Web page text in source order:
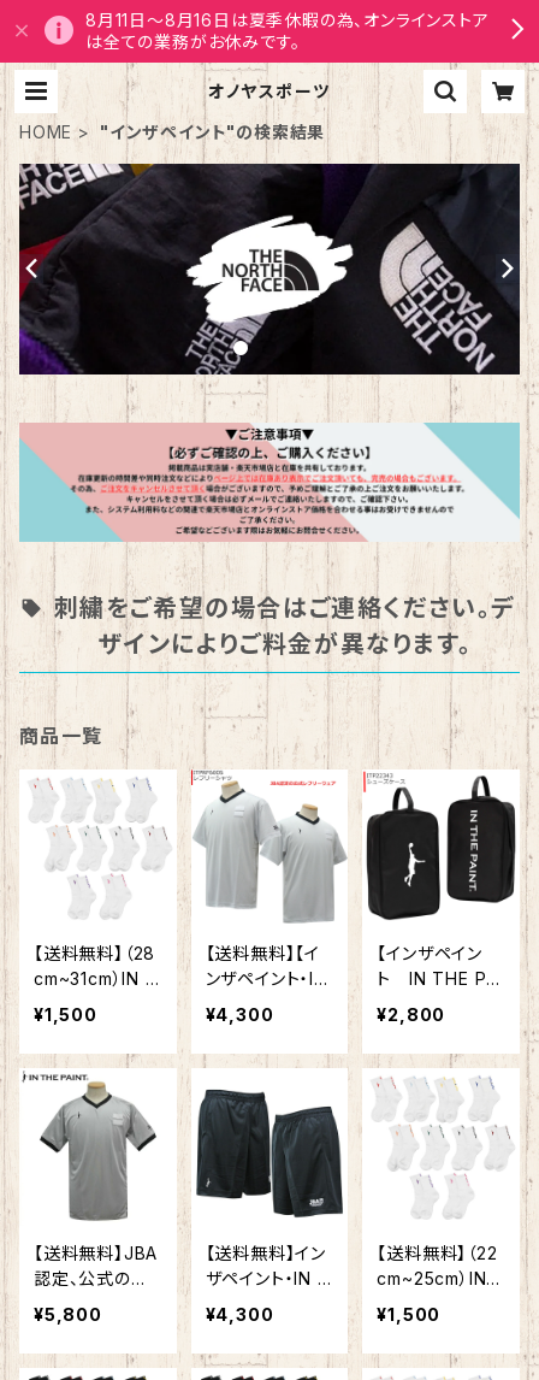
8月11日～8月16日は夏季休暇の為、オンラインストア
は全ての業務がお休みです。
オノヤスポーツ
HOME
"インザペイント"の検索結果
刺繍をご希望の場合はご連絡ください。デ
ザインによりご料金が異なります。
商品一覧
【送料無料】（28
cm~31cm）IN T
HE PAINT イン
ザペイント ITP1
9332W ソック
ス バスケ 靴下
バッソク スポ
ーツ 大人気のイ
ンザペイント
新デザイン バ
¥1,500
【送料無料】【イ
ンザペイント・IN
THE PAINT 】レ
フリーシャツ IT
PRF600S セカ
バスケ スポーツ
審判 コーチ
¥4,300
【インザペイン
ト IN THE PAI
NT】バスケット
シューズケース
シューズバッグ I
TP22343
¥2,800
【送料無料】JBA
認定、公式の吸
汗速乾に優れた
レフリーウェア★
【 インザペイント
¥5,800
【送料無料】イン
ザペイント・IN T
HE PAINT セカ
ンド レフリーパ
ンツ ITPRF6
¥4,300
【送料無料】（22
cm~25cm）IN T
HE PAINT イン
ザペイント ITP1
9332W ソック
¥1,500